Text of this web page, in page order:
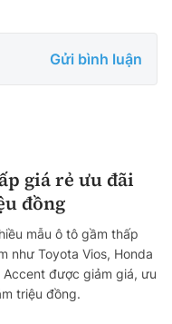
Gửi bình luận
giá rẻ ưu đãi
đồng
mẫu ô tô gầm thấp
như Toyota Vios, Honda
được giảm giá, ưu
triệu đồng.